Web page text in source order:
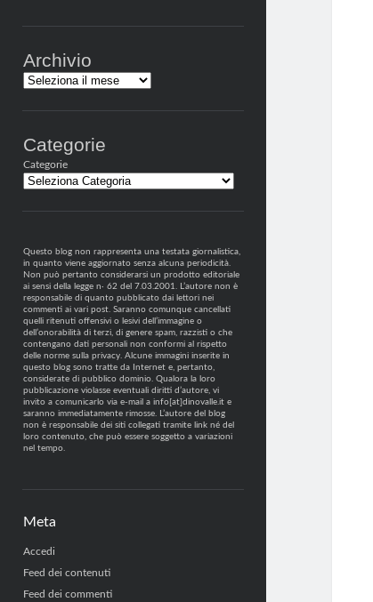
Archivio
Archivi
Categorie
Categorie
Questo blog non rappresenta una testata giornalistica,
in quanto viene aggiornato senza alcuna periodicità.
Non può pertanto considerarsi un prodotto editoriale
ai sensi della legge n· 62 del 7.03.2001. L’autore non è
responsabile di quanto pubblicato dai lettori nei
commenti ai vari post. Saranno comunque cancellati
quelli ritenuti offensivi o lesivi dell’immagine o
dell’onorabilità di terzi, di genere spam, razzisti o che
contengano dati personali non conformi al rispetto
delle norme sulla privacy. Alcune immagini inserite in
questo blog sono tratte da Internet e, pertanto,
considerate di pubblico dominio. Qualora la loro
pubblicazione violasse eventuali diritti d’autore, vi
invito a comunicarlo via e-mail a info[at]dinovalle.it e
saranno immediatamente rimosse. L’autore del blog
non è responsabile dei siti collegati tramite link né del
loro contenuto, che può essere soggetto a variazioni
nel tempo.
Meta
Accedi
Feed dei contenuti
Feed dei commenti